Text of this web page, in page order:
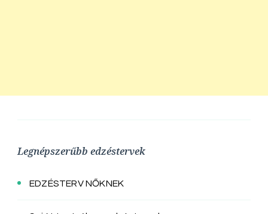
Legnépszerűbb edzéstervek
EDZÉSTERV NŐKNEK